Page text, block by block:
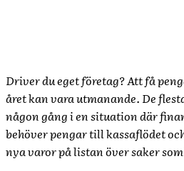
Driver du eget företag? Att få
året kan vara utmanande. De
någon gång i en situation där
behöver pengar till kassaflödet
nya varor på listan över saker